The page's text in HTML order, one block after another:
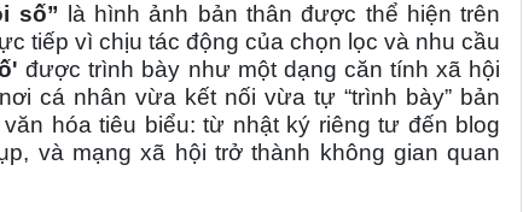
số” là hình ảnh bản thân được thể hiện trên
tiếp vì chịu tác động của chọn lọc và nhu cầu
được trình bày như một dạng căn tính xã hội
cá nhân vừa kết nối vừa tự “trình bày” bản
hóa tiêu biểu: từ nhật ký riêng tư đến blog
và mạng xã hội trở thành không gian quan